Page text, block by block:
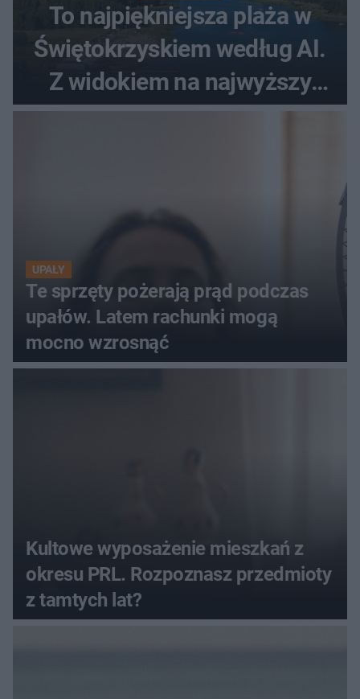
To najpiękniejsza plaża w
Świętokrzyskiem według AI.
Z widokiem na najwyższy
szczyt Gór Świętokrzyskich
UPAŁY
Te sprzęty pożerają prąd podczas
upałów. Latem rachunki mogą
mocno wzrosnąć
Kultowe wyposażenie mieszkań z
okresu PRL. Rozpoznasz przedmioty
z tamtych lat?